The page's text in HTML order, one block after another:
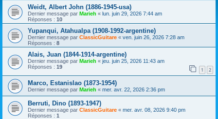
Weidt, Albert John (1886-1945-usa)
Dernier message par Marieh « lun. juin 29, 2026 7:44 am
Réponses : 10
Yupanqui, Atahualpa (1908-1992-argentine)
Dernier message par ClassicGuitare « ven. juin 26, 2026 7:28 am
Réponses : 8
Alais, Juan (1844-1914-argentine)
Dernier message par Marieh « jeu. juin 25, 2026 11:43 am
Réponses : 19 1 2
Marco, Estanislao (1873-1954)
Dernier message par Marieh « mer. avr. 22, 2026 2:36 pm
Berruti, Dino (1893-1947)
Dernier message par ClassicGuitare « mer. avr. 08, 2026 9:40 pm
Réponses : 1